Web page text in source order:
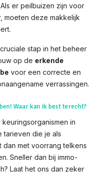
Als er peilbuizen zijn voor
moeten deze makkelijk
stap in het beheer
op de erkende
voor een correcte en
verrassingen.
Waar kan ik best terecht?
in
tarieven die je als
dan met voorrang telkens
Sneller dan bij immo-
Laat het ons dan zeker